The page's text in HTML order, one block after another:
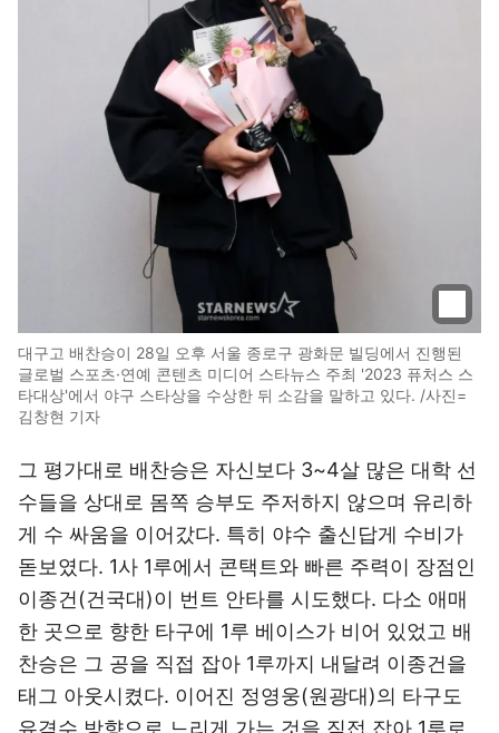
대구고 배찬승이 28일 오후 서울 종로구 광화문 빌딩에서 진행된
글로벌 스포츠·연예 콘텐츠 미디어 스타뉴스 주최 '2023 퓨처스 스
타대상'에서 야구 스타상을 수상한 뒤 소감을 말하고 있다. /사진=
김창현 기자
그 평가대로 배찬승은 자신보다 3~4살 많은 대학 선
수들을 상대로 몸쪽 승부도 주저하지 않으며 유리하
게 수 싸움을 이어갔다. 특히 야수 출신답게 수비가
돋보였다. 1사 1루에서 콘택트와 빠른 주력이 장점인
이종건(건국대)이 번트 안타를 시도했다. 다소 애매
한 곳으로 향한 타구에 1루 베이스가 비어 있었고 배
찬승은 그 공을 직접 잡아 1루까지 내달려 이종건을
태그 아웃시켰다. 이어진 정영웅(원광대)의 타구도
유격수 방향으로 느리게 가는 것을 직접 잡아 1루로